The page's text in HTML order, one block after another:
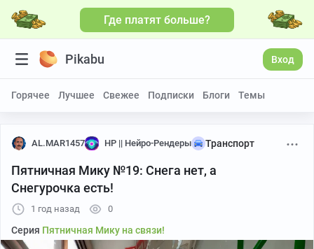
Где платят больше?
Pikabu Вход
Горячее Лучшее Свежее Подписки Блоги Темы
AL.MAR1457 НР || Нейро-Рендеры Транспорт
Пятничная Мику №19: Снега нет, а
Снегурочка есть!
1 год назад 0
Серия Пятничная Мику на связи!